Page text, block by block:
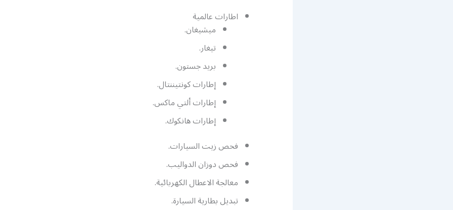
اطارات عالمية
ميشيغان.
تيغار.
بريد جستون.
إطارات كونتيننتال.
إطارات ألتي ماكس.
إطارات هانكوك.
فحص زيت السيارات.
فحص دوزان الدواليب.
معالجة الاعطال الكهربائية.
تبديل بطارية السيارة.